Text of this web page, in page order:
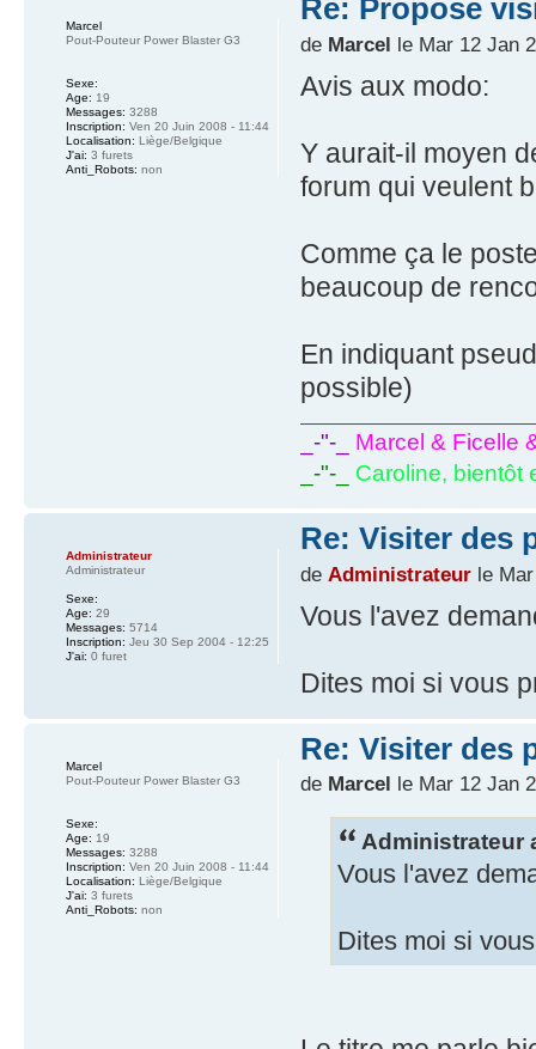
Re: Propose
de Marcel le Mar 12 Jan
Avis aux modo:
Y aurait-il moyen
forum qui veulent
Comme ça le
beaucoup de
En indiquant
possible)
_-"-_
Marcel & Ficelle
_-"-_
Caroline, bientôt
Marcel
Pout-Pouteur Power Blaster G3
Sexe:
Age: 19
Messages: 3288
Inscription: Ven 20 Juin 2008 - 11:44
Localisation: Liège/Belgique
J'ai: 3 furets
Anti_Robots: non
Re: Visiter des
de Administrateurle Mar
Vous l'avez
Dites moi si vous
Administrateur
Administrateur
Sexe:
Age: 29
Messages: 5714
Inscription: Jeu 30 Sep 2004 - 12:25
J'ai: 0 furet
Re: Visiter des
de Marcel le Mar 12 Jan
Administrateur
Vous l'avez
Dites moi si
Marcel
Pout-Pouteur Power Blaster G3
Sexe:
Age: 19
Messages: 3288
Inscription: Ven 20 Juin 2008 - 11:44
Localisation: Liège/Belgique
J'ai: 3 furets
Anti_Robots: non